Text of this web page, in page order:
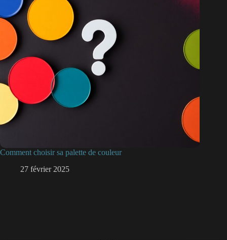
Comment choisir sa palette de couleur
27 février 2025